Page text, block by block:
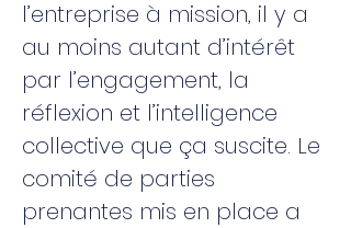
l’entreprise à mission, il y a
au moins autant d’intérêt
par l’engagement, la
réflexion et l’intelligence
collective que ça suscite. Le
comité de parties
prenantes mis en place a